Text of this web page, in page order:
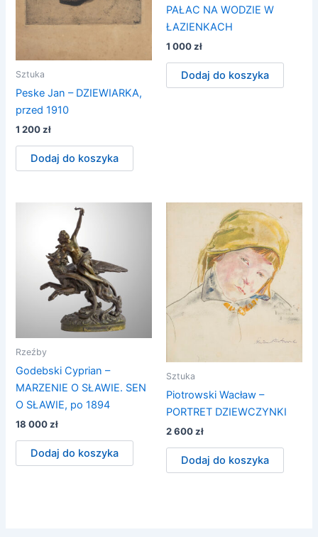
Sztuka
Peske Jan – DZIEWIARKA,
przed 1910
1 200zł
Dodaj do koszyka
PAŁAC NA WODZIE W
ŁAZIENKACH
1 000zł
Dodaj do koszyka
Rzeźby
Godebski Cyprian –
MARZENIE O SŁAWIE. SEN
O SŁAWIE, po 1894
18 000zł
Dodaj do koszyka
Sztuka
Piotrowski Wacław –
PORTRET DZIEWCZYNKI
2 600zł
Dodaj do koszyka